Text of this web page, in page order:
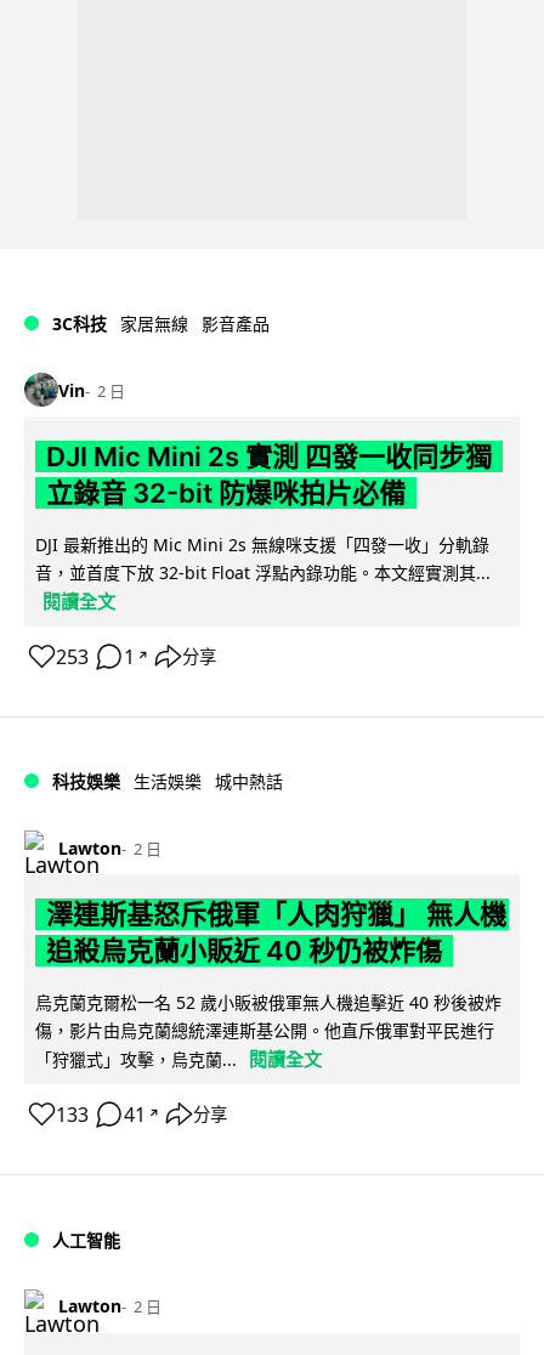
3C科技 家居無線 影音產品
Vin 2 日
DJI Mic Mini 2s 實測 四發一收同步獨
立錄音 32-bit 防爆咪拍片必備
DJI 最新推出的 Mic Mini 2s 無線咪支援「四發一收」分軌錄
音，並首度下放 32-bit Float 浮點內錄功能。本文經實測其...
閱讀全文
253 1 ↗ 分享
科技娛樂 生活娛樂 城中熱話
Lawton 2 日
澤連斯基怒斥俄軍「人肉狩獵」 無人機
追殺烏克蘭小販近 40 秒仍被炸傷
烏克蘭克爾松一名 52 歲小販被俄軍無人機追擊近 40 秒後被炸
傷，影片由烏克蘭總統澤連斯基公開。他直斥俄軍對平民進行
「狩獵式」攻擊，烏克蘭...
閱讀全文
133 41 ↗ 分享
人工智能
Lawton 2 日